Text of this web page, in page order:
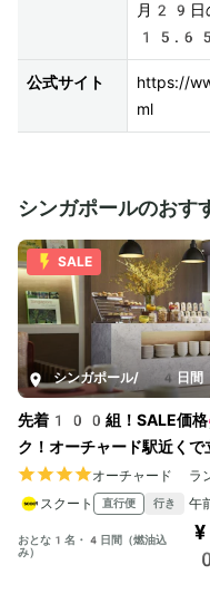
月29日
15.65
公式サイト
https://
ml
シンガポールのおす
SALE
シンガポール/ 4日間
先着100組！SALE価格
ク！オーチャード駅近くで
ンなデザインのホテルに宿
オーチャード ラ
スクート
直行便 行き 午
おとな1名・4日間（燃油込
み）